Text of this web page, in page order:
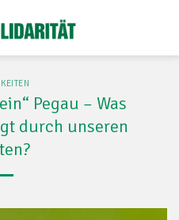
Pegau – Was
durch unseren